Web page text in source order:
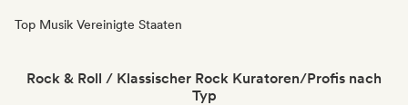
Top Musik Vereinigte Staaten
Rock & Roll / Klassischer Rock Kuratoren/Profis nach
Typ